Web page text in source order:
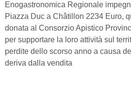
Enogastronomica Regionale
Piazza Duc a Châtillon 2234 Euro,
donata al Consorzio Apistico
per supportare la loro attività sul
perdite dello scorso anno a causa
deriva dalla vendita